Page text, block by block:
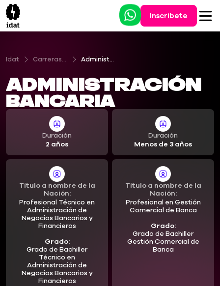
Inscríbete
Idat Carreras Profesionales Técnicas Administración de Negocios Bancarios y Financieros
Administración
Bancaria
Duración
2 años
Duración
Menos de 3 años
Título a nombre de la
Nación:
Profesional Técnico en
Administración de
Negocios Bancarios y
Financieros
Grado:
Grado de Bachiller
Técnico en
Administración de
Negocios Bancarios y
Financieros
Título a nombre de la
Nación:
Profesional en Gestión
Comercial de Banca
Grado:
Grado de Bachiller
Gestión Comercial de
Banca